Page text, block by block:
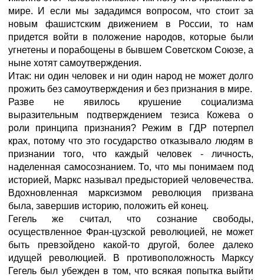
мире. И если мы зададимся вопросом, что стоит за
новым фашистским движением в России, то нам
придется войти в положение народов, которые были
угнетены и порабощены в бывшем Советском Союзе, а
ныне хотят самоутверждения.
Итак: ни один человек и ни один народ не может долго
прожить без самоутверждения и без признания в мире.
Разве не явилось крушение социализма
выразительным подтверждением тезиса Кожева о
роли принципа признания? Режим в ГДР потерпел
крах, потому что это государство отказывало людям в
признании того, что каждый человек - личность,
наделенная самосознанием. То, что мы понимаем под
историей, Маркс называл предысторией человечества.
Вдохновленная марксизмом революция призвана
была, завершив историю, положить ей конец.
Гегель же считал, что сознание свободы,
осуществленное Фран-цузской революцией, не может
быть превзойдено какой-то другой, более далеко
идущей революцией. В противоположность Марксу
Гегель был убежден в том, что всякая попытка выйти